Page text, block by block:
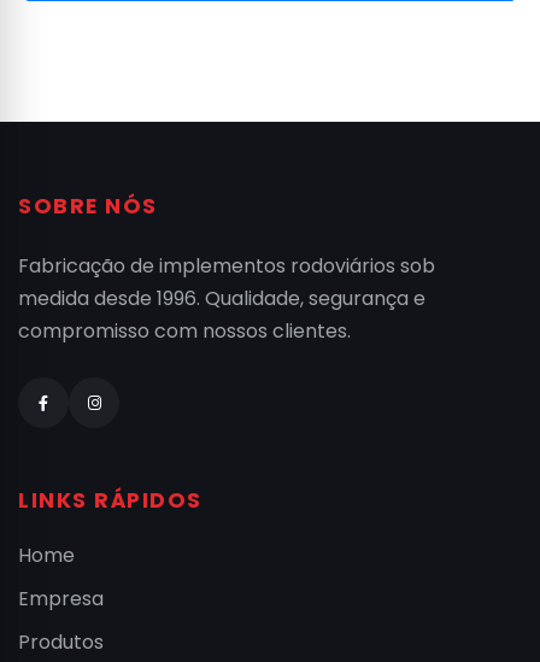
SOBRE NÓS
Fabricação de implementos rodoviários sob
medida desde 1996. Qualidade, segurança e
compromisso com nossos clientes.
LINKS RÁPIDOS
Home
Empresa
Produtos